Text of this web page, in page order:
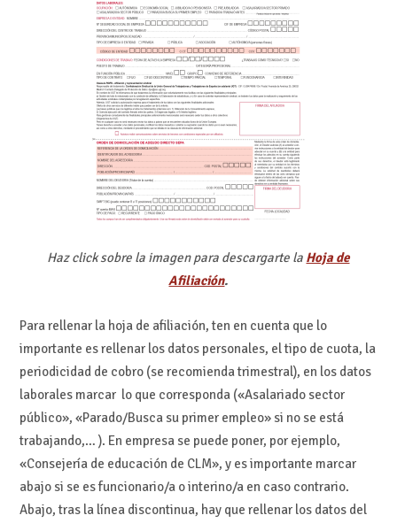
Haz click sobre la imagen para descargarte la Hoja de
Afiliación.
Para rellenar la hoja de afiliación, ten en cuenta que lo
importante es rellenar los datos personales, el tipo de cuota, la
periodicidad de cobro (se recomienda trimestral), en los datos
laborales marcar lo que corresponda («Asalariado sector
público», «Parado/Busca su primer empleo» si no se está
trabajando,… ). En empresa se puede poner, por ejemplo,
«Consejería de educación de CLM», y es importante marcar
abajo si se es funcionario/a o interino/a en caso contrario.
Abajo, tras la línea discontinua, hay que rellenar los datos del